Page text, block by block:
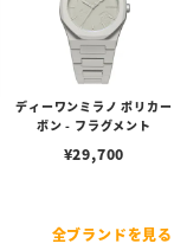
ディーワンミラノ ポリカー
ボン - フラグメント
¥29,700
全ブランドを見る